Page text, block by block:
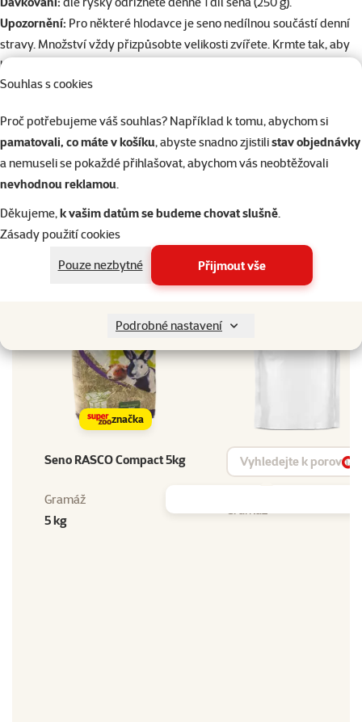
Souhlas s cookies
Proč potřebujeme váš souhlas? Například k tomu, abychom si
pamatovali, co máte v košíku, abyste snadno zjistilistav objednávky
a nemuseli se pokaždé přihlašovat, abychom vás neobtěžovali
nevhodnou reklamou.
Děkujeme,k vašim datům se budeme chovat slušně.
Zásady použití cookies
Pouze nezbytné
Přijmout vše
Podrobné nastavení
Upozornění: Pro některé hlodavce je seno nedílnou součástí denní
stravy. Množství vždy přizpůsobte velikosti zvířete. Krmte tak, aby
ho měl vždy dostatek, ale aby se z něj nestala podestýlka (požírání
sena znehodnoceného výkaly může mít za následek zažívací potíže).
Parametry
5 kg
Katalogové číslo145-0825
Dopřejte vašemu mazlíčkovi to nejlepší
Přejděte na kvalitu od Super zoo
značka
Seno RASCO Compact 5kg
Vyhledat produkt
Gramáž
5 kg
Gramáž